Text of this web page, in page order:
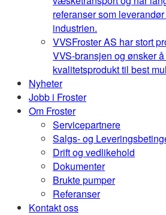
referanser som
industrien.
VVSFroster AS har stort
VVS-bransjen og ønsker
kvalitetsprodukt til best
Nyheter
Jobb i Froster
Om Froster
Servicepartnere
Salgs- og
Drift og vedlikehold
Dokumenter
Brukte pumper
Referanser
Kontakt oss